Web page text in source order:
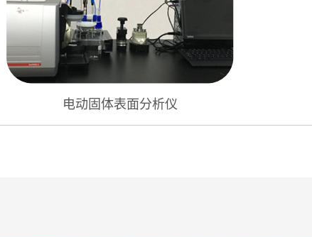
电动固体表面分析仪